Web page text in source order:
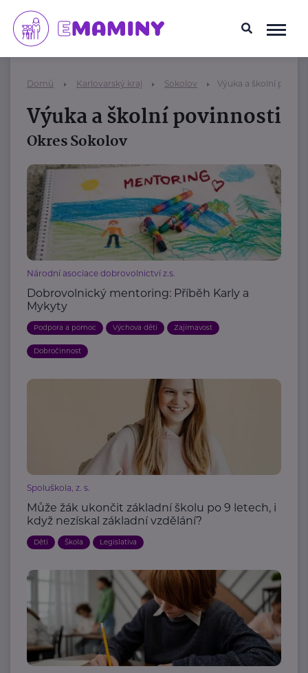
Domů Karlovarský kraj Sokolov Výuka a školní
Výuka a školní povinnosti
Okres Sokolov
Národní asociace dobrovolnictví z.s.
Dobrovolnický mentoring: Příběh Karly a
Mykyty
Podpora a pomoc Výchova dětí Zajímavost
Dobročinnost
Spoluškola, z. s.
Může žák ukončit základní školu po 9 letech, i
když nezískal základní vzdělání?
Děti Škola Legislativa